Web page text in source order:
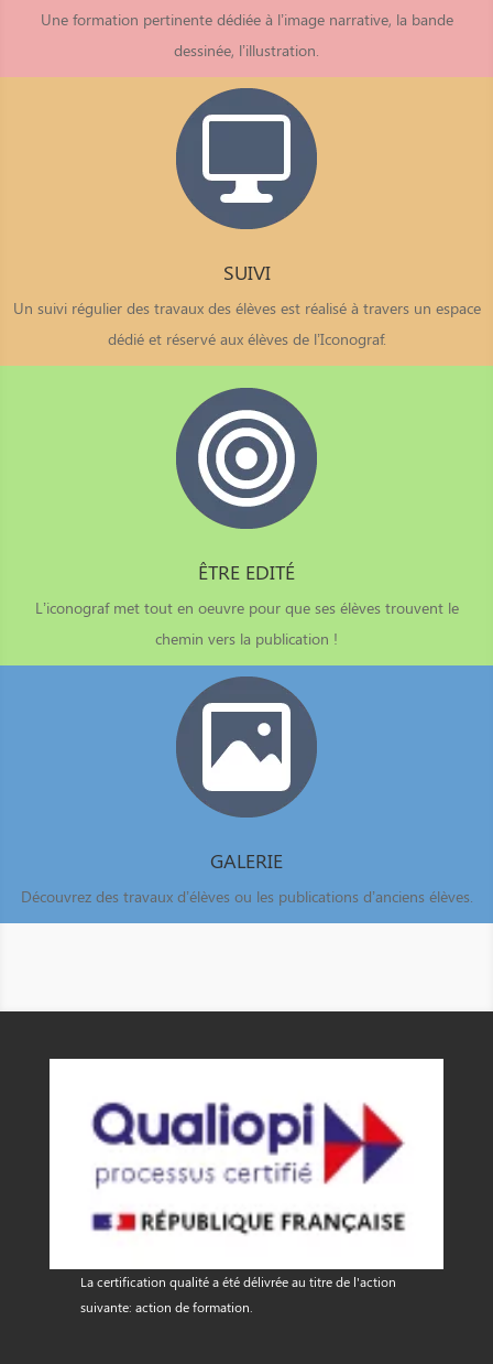
Une formation pertinente dédiée à l’image narrative, la bande
dessinée, l’illustration.
SUIVI
Un suivi régulier des travaux des élèves est réalisé à travers un espace
dédié et réservé aux élèves de l’Iconograf.
ÊTRE EDITÉ
L’iconograf met tout en oeuvre pour que ses élèves trouvent le
chemin vers la publication !
GALERIE
Découvrez des travaux d’élèves ou les publications d’anciens élèves.
La certification qualité a été délivrée au titre de l'action
suivante: action de formation.